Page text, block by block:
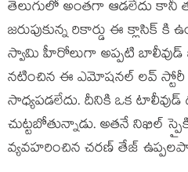
తెలుగులో అంతగా ఆడలేదు కానీ
జరుపుకున్న రికార్డు ఈ క్లాసిక్
స్వామి హీరోలుగా అప్పటి
నటించిన ఈ ఎమోషనల్ లవ్
సాధ్యపడలేదు. దీనికి ఒక టాలీవుడ్
చుట్టబోతున్నాడు. అతనే నిఖిల్
వ్యవహరించిన చరణ్ తేజ్